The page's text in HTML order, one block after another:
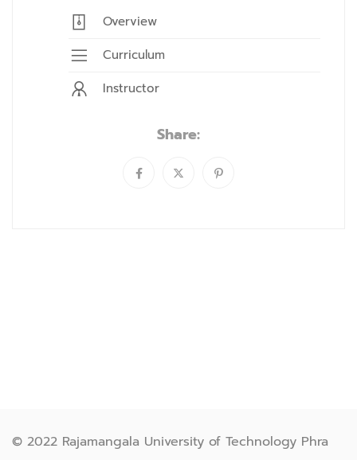
Overview
Curriculum
Instructor
Share:
© 2022 Rajamangala University of Technology Phra